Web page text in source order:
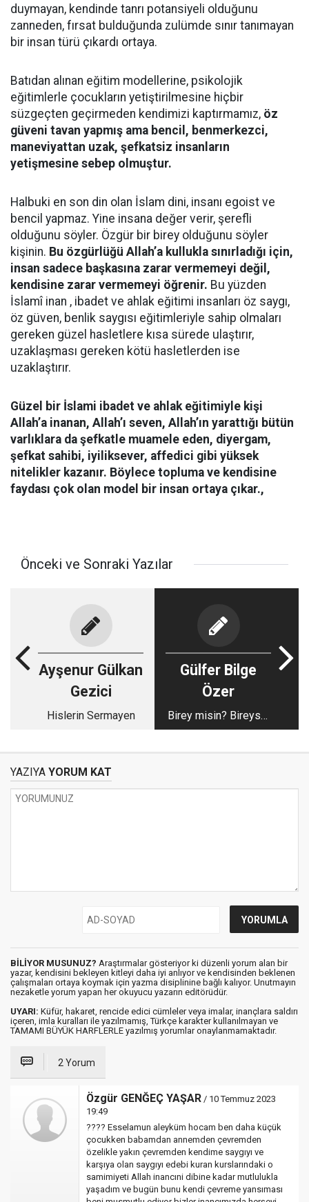
duymayan, kendinde tanrı potansiyeli olduğunu
zanneden, fırsat bulduğunda zulümde sınır tanımayan
bir insan türü çıkardı ortaya.
Batıdan alınan eğitim modellerine, psikolojik
eğitimlerle çocukların yetiştirilmesine hiçbir
süzgeçten geçirmeden kendimizi kaptırmamız, öz
güveni tavan yapmış ama bencil, benmerkezci,
maneviyattan uzak, şefkatsiz insanların
yetişmesine sebep olmuştur.
Halbuki en son din olan İslam dini, insanı egoist ve
bencil yapmaz. Yine insana değer verir, şerefli
olduğunu söyler. Özgür bir birey olduğunu söyler
kişinin. Bu özgürlüğü Allah’a kullukla sınırladığı için,
insan sadece başkasına zarar vermemeyi değil,
kendisine zarar vermemeyi öğrenir. Bu yüzden
İslamî inan , ibadet ve ahlak eğitimi insanları öz saygı,
öz güven, benlik saygısı eğitimleriyle sahip olmaları
gereken güzel hasletlere kısa sürede ulaştırır,
uzaklaşması gereken kötü hasletlerden ise
uzaklaştırır.
Güzel bir İslami ibadet ve ahlak eğitimiyle kişi
Allah’a inanan, Allah’ı seven, Allah’ın yarattığı bütün
varlıklara da şefkatle muamele eden, diyergam,
şefkat sahibi, iyiliksever, affedici gibi yüksek
nitelikler kazanır. Böylece topluma ve kendisine
faydası çok olan model bir insan ortaya çıkar.,
Önceki ve Sonraki Yazılar
Ayşenur Gülkan
Gezici
Hislerin Sermayen
Gülfer Bilge
Özer
Birey misin? Bireysel
mi?
YAZIYA YORUM KAT
BİLİYOR MUSUNUZ? Araştırmalar gösteriyor ki düzenli yorum alan bir
yazar, kendisini bekleyen kitleyi daha iyi anlıyor ve kendisinden beklenen
çalışmaları ortaya koymak için yazma disiplinine bağlı kalıyor. Unutmayın
nezaketle yorum yapan her okuyucu yazarın editörüdür.
UYARI: Küfür, hakaret, rencide edici cümleler veya imalar, inançlara saldırı
içeren, imla kuralları ile yazılmamış, Türkçe karakter kullanılmayan ve
TAMAMI BÜYÜK HARFLERLE yazılmış yorumlar onaylanmamaktadır.
2 Yorum
Özgür GENĞEÇ YAŞAR / 10 Temmuz 2023
19:49
???? Esselamun aleyküm hocam ben daha küçük
çocukken babamdan annemden çevremden
özelikle yakın çevremden kendime saygıyı ve
karşıya olan saygıyı edebi kuran kurslarındaki o
samimiyeti Allah inancıni dibine kadar mutlulukla
yaşadım ve bugün bunu kendi çevreme yansıması